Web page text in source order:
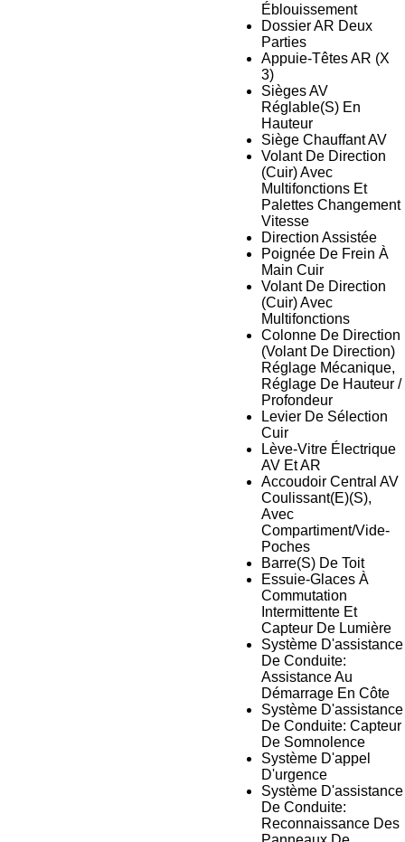
Éblouissement
Dossier AR Deux
Parties
Appuie-Têtes AR (X
3)
Sièges AV
Réglable(S) En
Hauteur
Siège Chauffant AV
Volant De Direction
(Cuir) Avec
Multifonctions Et
Palettes Changement
Vitesse
Direction Assistée
Poignée De Frein À
Main Cuir
Volant De Direction
(Cuir) Avec
Multifonctions
Colonne De Direction
(Volant De Direction)
Réglage Mécanique,
Réglage De Hauteur /
Profondeur
Levier De Sélection
Cuir
Lève-Vitre Électrique
AV Et AR
Accoudoir Central AV
Coulissant(E)(S),
Avec
Compartiment/Vide-
Poches
Barre(S) De Toit
Essuie-Glaces À
Commutation
Intermittente Et
Capteur De Lumière
Système D'assistance
De Conduite:
Assistance Au
Démarrage En Côte
Système D'assistance
De Conduite: Capteur
De Somnolence
Système D'appel
D'urgence
Système D'assistance
De Conduite:
Reconnaissance Des